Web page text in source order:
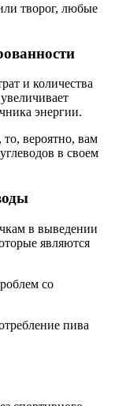
творог, любые
и количества
энергии.
вероятно, вам
в своем
в выведении
являются
со
пива